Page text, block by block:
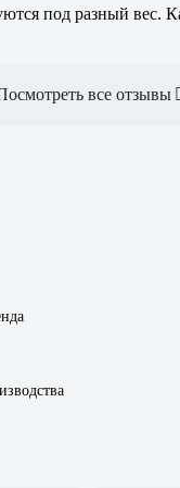
под разный вес.
все отзывы